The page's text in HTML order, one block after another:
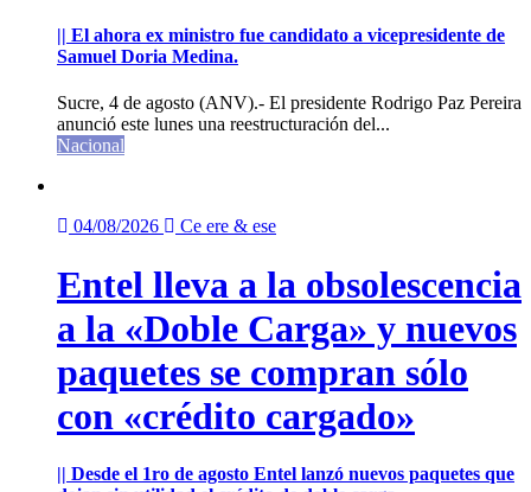
|| El ahora ex ministro fue candidato a vicepresidente de
Samuel Doria Medina.
Sucre, 4 de agosto (ANV).- El presidente Rodrigo Paz Pereira
anunció este lunes una reestructuración del...
Nacional
04/08/2026 Ce ere & ese
Entel lleva a la obsolescencia
a la «Doble Carga» y nuevos
paquetes se compran sólo
con «crédito cargado»
|| Desde el 1ro de agosto Entel lanzó nuevos paquetes que